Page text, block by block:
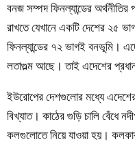
বনজ সম্পদ ফিনল্যান্ডের
রাখতে যেখানে একটি দেশের ২৫
ফিনল্যান্ডের ৭২ ভাগই বনভূমি।
লতাগুল্ম আছে। তাই এদেশের
ইউরোপের দেশগুলোর মধ্যে
বিখ্যাত। কাঠের গুড়ি চালি বেঁধে
কলগুলোতে নিয়ে যাওয়া হয়।